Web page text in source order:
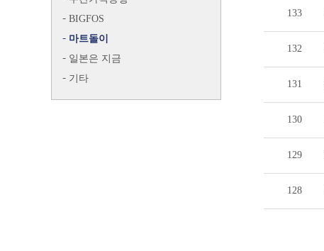
BIGFOS
마트돌이
일본은 지금
기타
133
132
131
130
129
128